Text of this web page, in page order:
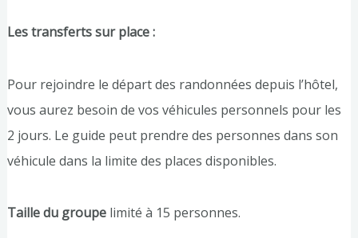
Les transferts sur place :
Pour rejoindre le départ des randonnées depuis l’hôtel,
vous aurez besoin de vos véhicules personnels pour les
2 jours. Le guide peut prendre des personnes dans son
véhicule dans la limite des places disponibles.
Taille du groupelimité à 15 personnes.